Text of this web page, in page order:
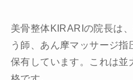
美骨整体KIRARIの院長は
う師、あん摩マッサージ
保有しています。これは並